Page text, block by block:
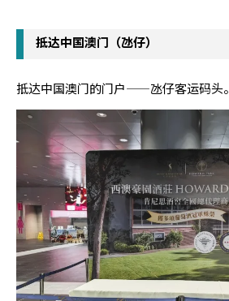
抵达中国澳门（氹仔）
抵达中国澳门的门户——氹仔客运码头。